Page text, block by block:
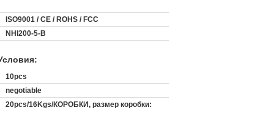
ISO9001 / CE / ROHS / FCC
NHI200-5-B
10pcs
negotiable
20pcs/16Kgs/КОРОБКИ, размер коробки: